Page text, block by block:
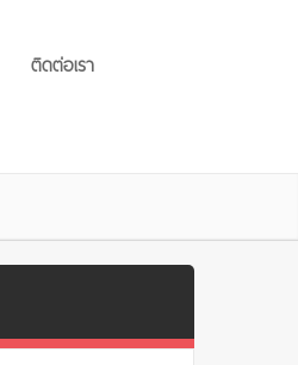
ติดต่อเรา